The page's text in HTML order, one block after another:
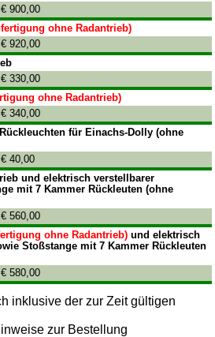
€ 900,00
ohne Radantrieb)
€ 920,00
€ 330,00
ohne Radantrieb)
€ 340,00
für Einachs-Dolly (ohne
€ 40,00
und elektrisch verstellbarer
mit 7 Kammer Rückleuten (ohne
€ 560,00
ohne Radantrieb) und elektrisch
Stoßstange mit 7 Kammer Rückleuten
€ 580,00
inklusive der zur Zeit gültigen
zur Bestellung